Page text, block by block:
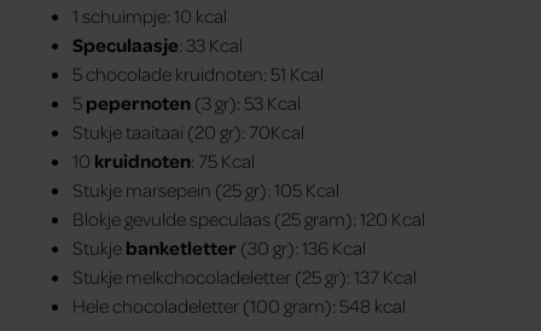
1 schuimpje: 10 kcal
Speculaasje: 33 Kcal
5 chocolade kruidnoten: 51 Kcal
5 pepernoten (3 gr): 53 Kcal
Stukje taaitaai (20 gr): 70Kcal
10 kruidnoten: 75 Kcal
Stukje marsepein (25 gr): 105 Kcal
Blokje gevulde speculaas (25 gram): 120 Kcal
Stukje banketletter (30 gr): 136 Kcal
Stukje melkchocoladeletter (25 gr): 137 Kcal
Hele chocoladeletter (100 gram): 548 kcal